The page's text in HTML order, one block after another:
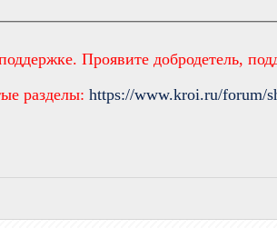
Проявите добродетель,
разделы:https://www.kroi.ru/forum/